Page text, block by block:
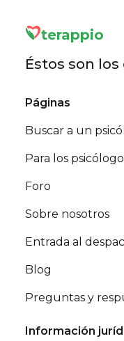
terappio
Éstos son
Páginas
Buscar a un
Para los
Foro
Sobre nosotros
Entrada al
Blog
Preguntas y
Información